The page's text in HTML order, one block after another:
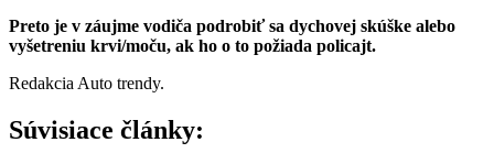
Preto je v záujme vodiča podrobiť sa dychovej skúške alebo
vyšetreniu krvi/moču, ak ho o to požiada policajt.
Redakcia Auto trendy.
Súvisiace články: